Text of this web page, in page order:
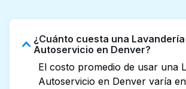
¿Cuánto cuesta una
Autoservicio en Denver?
El costo promedio de usar una
Autoservicio en Denver varía